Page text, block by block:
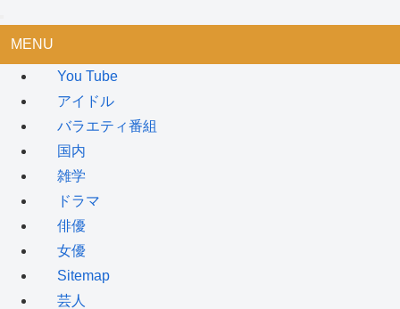
MENU
You Tube
アイドル
バラエティ番組
国内
雑学
ドラマ
俳優
女優
Sitemap
芸人